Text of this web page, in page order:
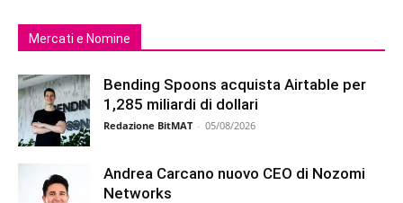
Mercati e Nomine
Bending Spoons acquista Airtable per
1,285 miliardi di dollari
Redazione BitMAT - 05/08/2026
Andrea Carcano nuovo CEO di Nozomi
Networks